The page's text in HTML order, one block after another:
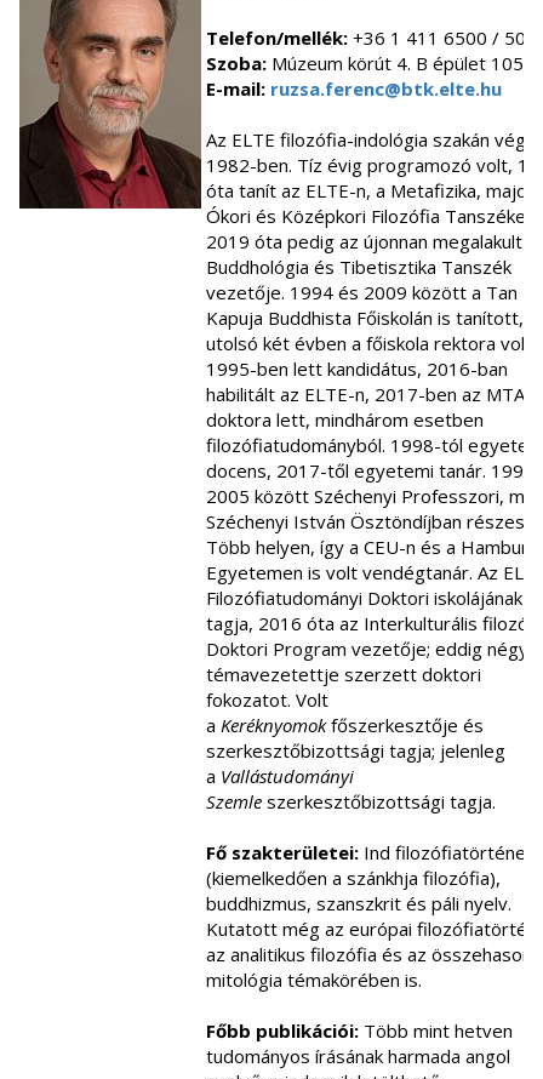
Telefon/mellék: +36 1 411 6500 /
Szoba: Múzeum körút 4. B épület 105
E-mail: ruzsa.ferenc@btk.elte.hu
Az ELTE filozófia-indológia szakán
1982-ben. Tíz évig programozó volt,
óta tanít az ELTE-n, a Metafizika, majd
Ókori és Középkori Filozófia Tanszéken,
2019 óta pedig az újonnan megalakult
Buddhológia és Tibetisztika Tanszék
vezetője. 1994 és 2009 között a Tan
Kapuja Buddhista Főiskolán is tanított,
utolsó két évben a főiskola rektora volt.
1995-ben lett kandidátus, 2016-ban
habilitált az ELTE-n, 2017-ben az MTA
doktora lett, mindhárom esetben
filozófiatudományból. 1998-tól
docens, 2017-től egyetemi tanár. 1998
2005 között Széchenyi Professzori,
Széchenyi István Ösztöndíjban
Több helyen, így a CEU-n és a Hamburgi
Egyetemen is volt vendégtanár. Az
Filozófiatudományi Doktori iskolájának
tagja, 2016 óta az Interkulturális
Doktori Program vezetője; eddig négy
témavezetettje szerzett doktori
fokozatot. Volt
a Keréknyomokfőszerkesztője és
szerkesztőbizottsági tagja; jelenleg
a Vallástudományi
Szemle szerkesztőbizottsági tagja.
Fő szakterületei: Ind filozófiatörténet
(kiemelkedően a szánkhja filozófia),
buddhizmus, szanszkrit és páli nyelv.
Kutatott még az európai
az analitikus filozófia és az
mitológia témakörében is.
Főbb publikációi: Több mint hetven
tudományos írásának harmada angol